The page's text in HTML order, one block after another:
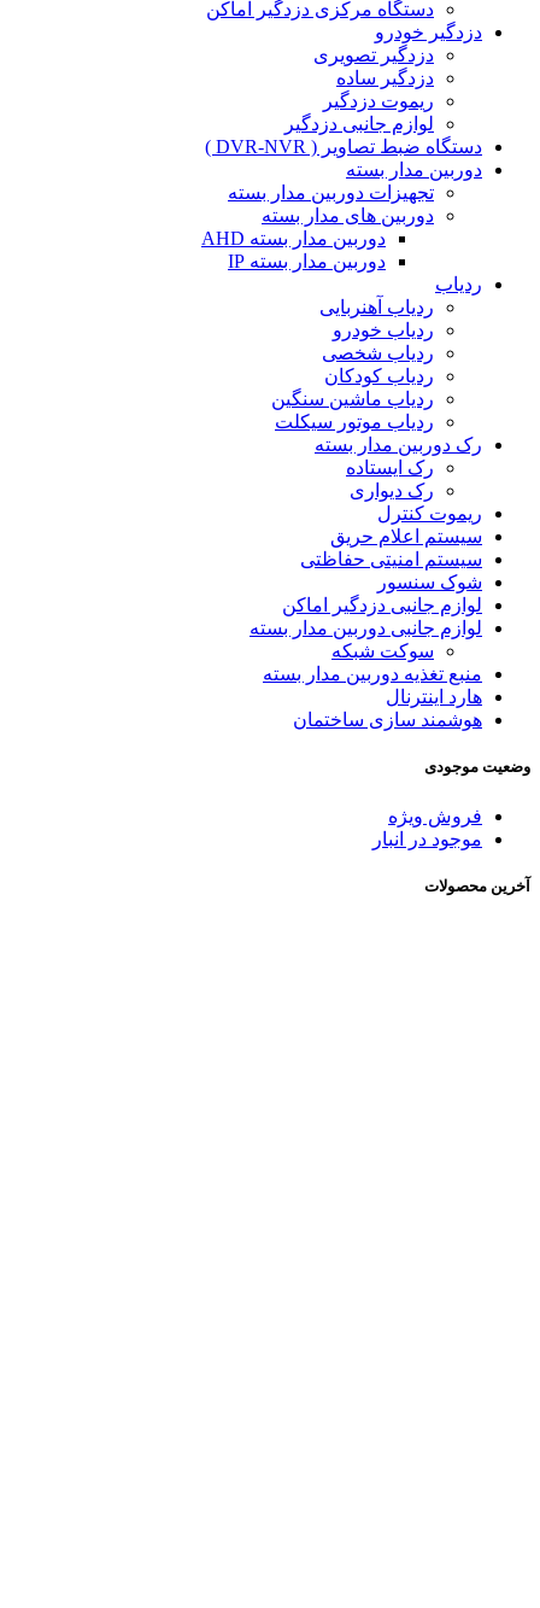
دستگاه مرکزی دزدگیر اماکن
دزدگیر خودرو
دزدگیر تصویری
دزدگیر ساده
ریموت دزدگیر
لوازم جانبی دزدگیر
دستگاه ضبط تصاویر ( DVR-NVR )
دوربین مدار بسته
تجهیزات دوربین مدار بسته
دوربین های مدار بسته
دوربین مدار بسته AHD
دوربین مدار بسته IP
ردیاب
ردیاب آهنربایی
ردیاب خودرو
ردیاب شخصی
ردیاب کودکان
ردیاب ماشین سنگین
ردیاب موتور سیکلت
رک دوربین مدار بسته
رک ایستاده
رک دیواری
ریموت کنترل
سیستم اعلام حریق
سیستم امنیتی حفاظتی
شوک سنسور
لوازم جانبی دزدگیر اماکن
لوازم جانبی دوربین مدار بسته
سوکت شبکه
منبع تغذیه دوربین مدار بسته
هارد اینترنال
هوشمند سازی ساختمان
وضعیت موجودی
فروش ویژه
موجود در انبار
آخرین محصولات